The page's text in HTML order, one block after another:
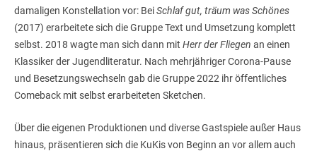
damaligen Konstellation vor: BeiSchlaf gut, träum was Schönes
(2017) erarbeitete sich die Gruppe Text und Umsetzung komplett
selbst. 2018 wagte man sich dann mit Herr der Fliegen an einen
Klassiker der Jugendliteratur. Nach mehrjähriger Corona-Pause
und Besetzungswechseln gab die Gruppe 2022 ihr öffentliches
Comeback mit selbst erarbeiteten Sketchen.
Über die eigenen Produktionen und diverse Gastspiele außer Haus
hinaus, präsentieren sich die KuKis von Beginn an vor allem auch